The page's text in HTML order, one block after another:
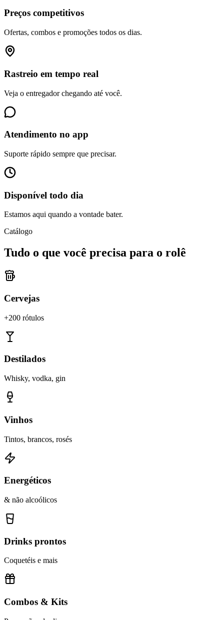
Preços competitivos
Ofertas, combos e promoções todos os dias.
Rastreio em tempo real
Veja o entregador chegando até você.
Atendimento no app
Suporte rápido sempre que precisar.
Disponível todo dia
Estamos aqui quando a vontade bater.
Catálogo
Tudo o que você precisa para o rolê
Cervejas
+200 rótulos
Destilados
Whisky, vodka, gin
Vinhos
Tintos, brancos, rosés
Energéticos
& não alcoólicos
Drinks prontos
Coquetéis e mais
Combos & Kits